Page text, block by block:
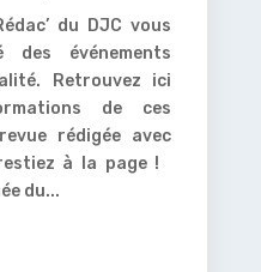
du DJC vous
des événements
Retrouvez ici
de ces
rédigée avec
à la page !
du...